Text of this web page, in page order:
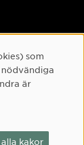
som
nödvändiga
är
kakor